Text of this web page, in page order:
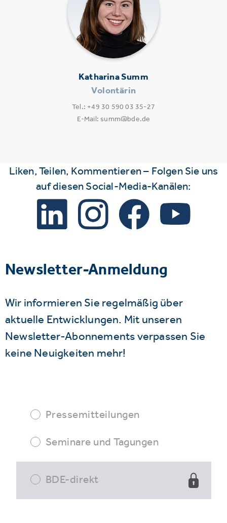
Katharina Summ
Volontärin
Tel.: +49 30 590 03 35-27
E-Mail: summ@bde.de
Liken, Teilen, Kommentieren – Folgen Sie uns
auf diesen Social-Media-Kanälen:
Newsletter-Anmeldung
Wir informieren Sie regelmäßig über
aktuelle Entwicklungen. Mit unseren
Newsletter-Abonnements verpassen Sie
keine Neuigkeiten mehr!
Pressemitteilungen
Seminare und Tagungen
BDE-direkt